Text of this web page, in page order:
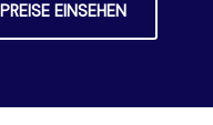
PREISE EINSEHEN